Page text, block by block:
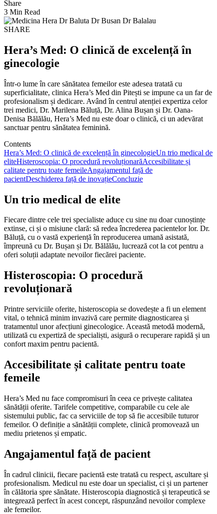
Share
3 Min Read
SHARE
Hera’s Med: O clinică de excelență în
ginecologie
Într-o lume în care sănătatea femeilor este adesea tratată cu
superficialitate, clinica Hera’s Med din Pitești se impune ca un far de
profesionalism și dedicare. Având în centrul atenției expertiza celor
trei medici, Dr. Marilena Băluță, Dr. Alina Bușan și Dr. Oana-
Denisa Bălălău, Hera’s Med nu este doar o clinică, ci un adevărat
sanctuar pentru sănătatea feminină.
Contents
Hera’s Med: O clinică de excelență în ginecologieUn trio medical de
eliteHisteroscopia: O procedură revoluționarăAccesibilitate și
calitate pentru toate femeileAngajamentul față de
pacientDeschiderea față de inovațieConcluzie
Un trio medical de elite
Fiecare dintre cele trei specialiste aduce cu sine nu doar cunoștințe
extinse, ci și o misiune clară: să redea încrederea pacientelor lor. Dr.
Băluță, cu o vastă experiență în reproducerea umană asistată,
împreună cu Dr. Bușan și Dr. Bălălău, lucrează cot la cot pentru a
oferi soluții adaptate nevoilor fiecărei paciente.
Histeroscopia: O procedură
revoluționară
Printre serviciile oferite, histeroscopia se dovedește a fi un element
vital, o tehnică minim invazivă care permite diagnosticarea și
tratamentul unor afecțiuni ginecologice. Această metodă modernă,
utilizată cu expertiză de specialiști, asigură o recuperare rapidă și un
confort maxim pentru pacientă.
Accesibilitate și calitate pentru toate
femeile
Hera’s Med nu face compromisuri în ceea ce privește calitatea
sănătății oferite. Tarifele competitive, comparabile cu cele ale
sistemului public, fac ca serviciile de top să fie accesibile tuturor
femeilor. O definiție a sănătății complete, clinică promovează un
mediu prietenos și empatic.
Angajamentul față de pacient
În cadrul clinicii, fiecare pacientă este tratată cu respect, ascultare și
profesionalism. Medicul nu este doar un specialist, ci și un partener
în călătoria spre sănătate. Histeroscopia diagnostică și terapeutică se
integrează perfect în acest concept, răspunzând nevoilor complexe
ale femeilor.